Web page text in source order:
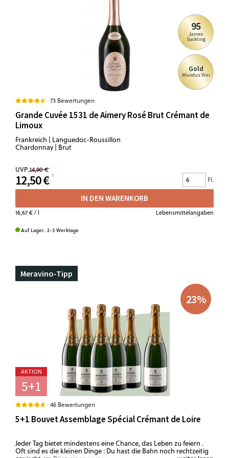
95
James
Suckling
Gold
Mundus Vini
73 Bewertungen
Grande Cuvée 1531 de Aimery Rosé Brut Crémant de
Limoux
Frankreich | Languedoc-Roussillon
Chardonnay | Brut
UVP 14,90 €
12,50 € Fl.
IN DEN WARENKORB
16,67 €/ l Lebensmittelangaben
Auf Lager. 2-3 Werktage
Meravino-Tipp
23%
AKTION
5+1
46 Bewertungen
5+1 Bouvet Assemblage Spécial Crémant de Loire
Jeder Tag bietet mindestens eine Chance, das Leben zu feiern .
Oft sind es die kleinen Dinge : Du hast die Bahn noch rechtzeitig